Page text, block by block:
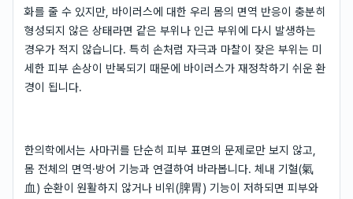
화를 줄 수 있지만, 바이러스에 대한 우리 몸의 면역 반응이 충분히
형성되지 않은 상태라면 같은 부위나 인근 부위에 다시 발생하는
경우가 적지 않습니다. 특히 손처럼 자극과 마찰이 잦은 부위는 미
세한 피부 손상이 반복되기 때문에 바이러스가 재정착하기 쉬운 환
경이 됩니다.
한의학에서는 사마귀를 단순히 피부 표면의 문제로만 보지 않고,
몸 전체의 면역·방어 기능과 연결하여 바라봅니다. 체내 기혈(氣
血) 순환이 원활하지 않거나 비위(脾胃) 기능이 저하되면 피부와